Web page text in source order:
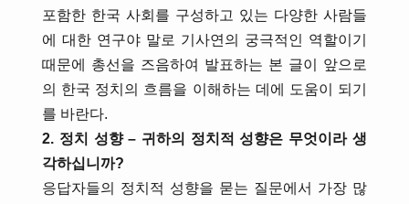
포함한 한국 사회를 구성하고 있는 다양한 사람들
에 대한 연구야 말로 기사연의 궁극적인 역할이기
때문에 총선을 즈음하여 발표하는 본 글이 앞으로
의 한국 정치의 흐름을 이해하는 데에 도움이 되기
를 바란다.
2. 정치 성향 – 귀하의 정치적 성향은 무엇이라 생
각하십니까?
응답자들의 정치적 성향을 묻는 질문에서 가장 많